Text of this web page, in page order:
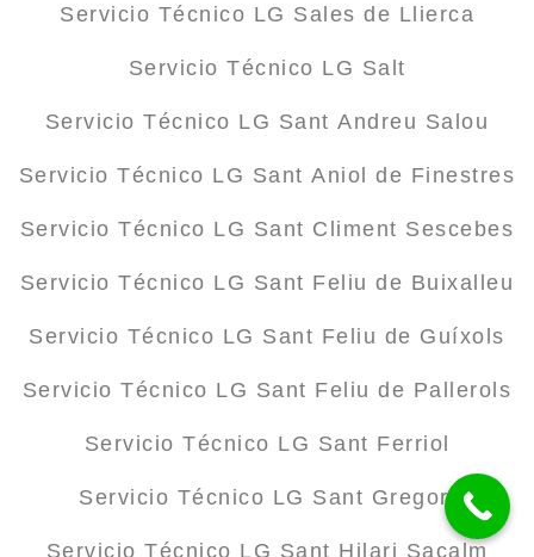
Servicio Técnico LG Sales de Llierca
Servicio Técnico LG Salt
Servicio Técnico LG Sant Andreu Salou
Servicio Técnico LG Sant Aniol de Finestres
Servicio Técnico LG Sant Climent Sescebes
Servicio Técnico LG Sant Feliu de Buixalleu
Servicio Técnico LG Sant Feliu de Guíxols
Servicio Técnico LG Sant Feliu de Pallerols
Servicio Técnico LG Sant Ferriol
Servicio Técnico LG Sant Gregori
Servicio Técnico LG Sant Hilari Sacalm